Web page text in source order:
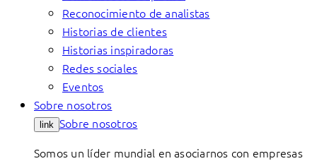
Reconocimiento de analistas
Historias de clientes
Historias inspiradoras
Redes sociales
Eventos
Sobre nosotros
link Sobre nosotros
Somos un líder mundial en asociarnos con empresas